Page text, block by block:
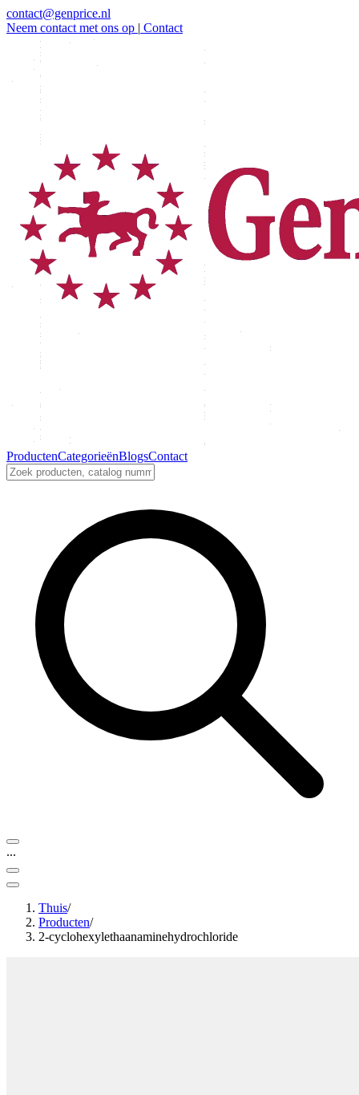
contact@genprice.nl
Neem contact met ons op | Contact
ProductenCategorieënBlogsContact
...
Thuis/
Producten/
2-cyclohexylethaanaminehydrochloride